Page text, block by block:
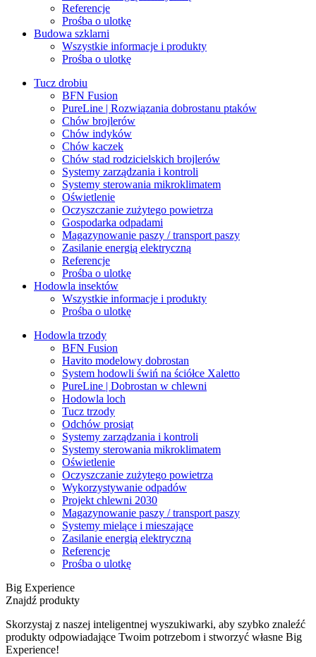
Referencje
Prośba o ulotkę
Budowa szklarni
Wszystkie informacje i produkty
Prośba o ulotkę
Tucz drobiu
BFN Fusion
PureLine | Rozwiązania dobrostanu ptaków
Chów brojlerów
Chów indyków
Chów kaczek
Chów stad rodzicielskich brojlerów
Systemy zarządzania i kontroli
Systemy sterowania mikroklimatem
Oświetlenie
Oczyszczanie zużytego powietrza
Gospodarka odpadami
Magazynowanie paszy / transport paszy
Zasilanie energią elektryczną
Referencje
Prośba o ulotkę
Hodowla insektów
Wszystkie informacje i produkty
Prośba o ulotkę
Hodowla trzody
BFN Fusion
Havito modelowy dobrostan
System hodowli świń na ściółce Xaletto
PureLine | Dobrostan w chlewni
Hodowla loch
Tucz trzody
Odchów prosiąt
Systemy zarządzania i kontroli
Systemy sterowania mikroklimatem
Oświetlenie
Oczyszczanie zużytego powietrza
Wykorzystywanie odpadów
Projekt chlewni 2030
Magazynowanie paszy / transport paszy
Systemy mielące i mieszające
Zasilanie energią elektryczną
Referencje
Prośba o ulotkę
Big Experience
Znajdź produkty
Skorzystaj z naszej inteligentnej wyszukiwarki, aby szybko znaleźć
produkty odpowiadające Twoim potrzebom i stworzyć własne Big
Experience!